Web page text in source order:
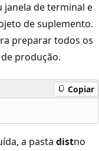
janela de terminal e
de suplemento.
preparar todos os
produção.
Copiar
a pasta distno